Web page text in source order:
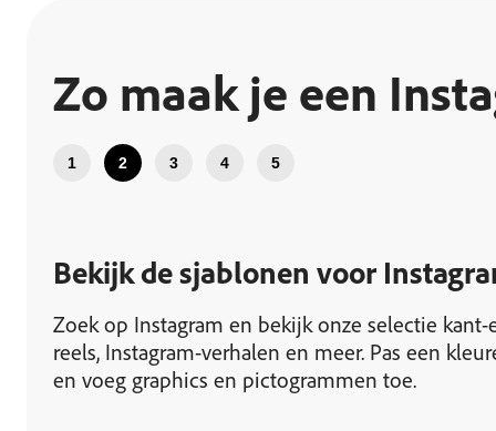
Zo maak je een
1 2 3 4 5
Bekijk de sjablonen voor
Zoek op Instagram en bekijk onze selectie
reels, Instagram-verhalen en meer. Pas een
en voeg graphics en pictogrammen toe.